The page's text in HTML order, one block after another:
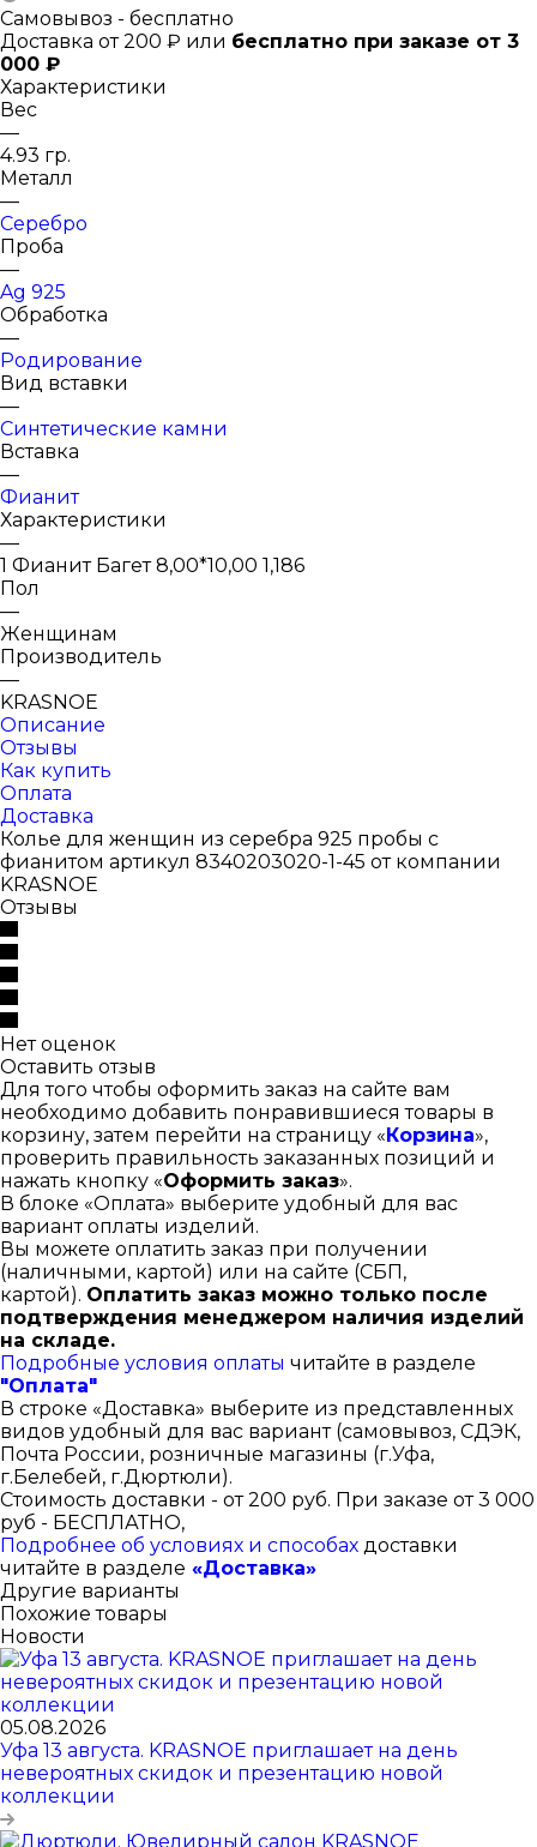
Самовывоз - бесплатно
Доставка от 200 ₽ или бесплатно при заказе от 3
000 ₽
Характеристики
Вес
—
4.93 гр.
Металл
—
Серебро
Проба
—
Ag 925
Обработка
—
Родирование
Вид вставки
—
Синтетические камни
Вставка
—
Фианит
Характеристики
—
1 Фианит Багет 8,00*10,00 1,186
Пол
—
Женщинам
Производитель
—
KRASNOE
Описание
Отзывы
Как купить
Оплата
Доставка
Колье для женщин из серебра 925 пробы с
фианитом артикул 8340203020-1-45 от компании
KRASNOE
Отзывы
Нет оценок
Оставить отзыв
Для того чтобы оформить заказ на сайте вам
необходимо добавить понравившиеся товары в
корзину, затем перейти на страницу «Корзина»,
проверить правильность заказанных позиций и
нажать кнопку «Оформить заказ».
В блоке «Оплата» выберите удобный для вас
вариант оплаты изделий.
Вы можете оплатить заказ при получении
(наличными, картой) или на сайте (СБП,
картой). Оплатить заказ можно только после
подтверждения менеджером наличия изделий
на складе.
Подробные условия оплаты читайте в разделе
"Оплата"
В строке «Доставка» выберите из представленных
видов удобный для вас вариант (самовывоз, СДЭК,
Почта России, розничные магазины (г.Уфа,
г.Белебей, г.Дюртюли).
Стоимость доставки - от 200 руб. При заказе от 3 000
руб - БЕСПЛАТНО,
Подробнее об условиях и способах доставки
читайте в разделе «Доставка»
Другие варианты
Похожие товары
Новости
05.08.2026
Уфа 13 августа. KRASNOE приглашает на день
невероятных скидок и презентацию новой
коллекции